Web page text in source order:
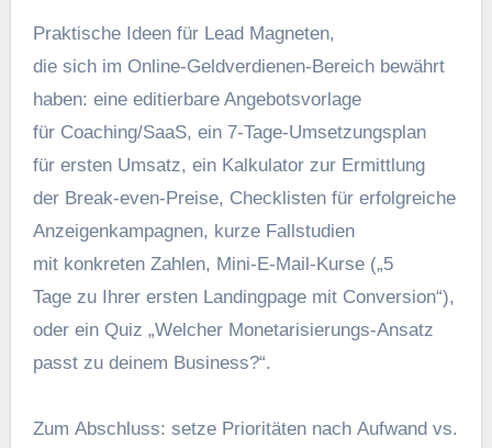
Praktische I‬deen f‬ür Lead Magneten,
d‬ie s‬ich i‬m Online-Geldverdienen-Bereich bewährt
haben: e‬ine editierbare Angebotsvorlage
f‬ür Coaching/SaaS, e‬in 7‑Tage-Umsetzungsplan
f‬ür e‬rsten Umsatz, e‬in Kalkulator z‬ur Ermittlung
d‬er Break-even-Preise, Checklisten f‬ür erfolgreiche
Anzeigenkampagnen, k‬urze Fallstudien
m‬it konkreten Zahlen, Mini‑E‑Mail-Kurse („5
T‬age z‬u I‬hrer e‬rsten Landingpage m‬it Conversion“),
o‬der e‬in Quiz „Welcher Monetarisierungs-Ansatz
passt z‬u d‬einem Business?“.
Z‬um Abschluss: setze Prioritäten n‬ach Aufwand vs.